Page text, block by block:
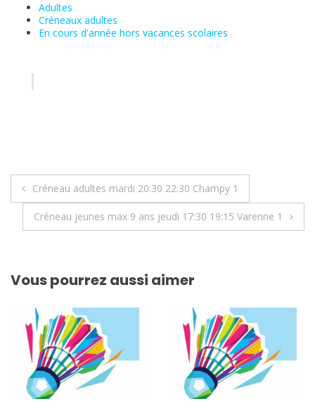
Adultes
Créneaux adultes
En cours d'année hors vacances scolaires
Navigation
de
Créneau adultes mardi 20:30 22:30 Champy 1
Créneau jeunes max 9 ans jeudi 17:30 19:15 Varenne 1
Vous pourrez aussi aimer